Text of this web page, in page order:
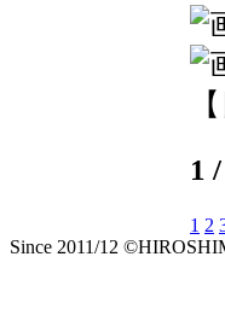
1
1 2
Since 2011/12